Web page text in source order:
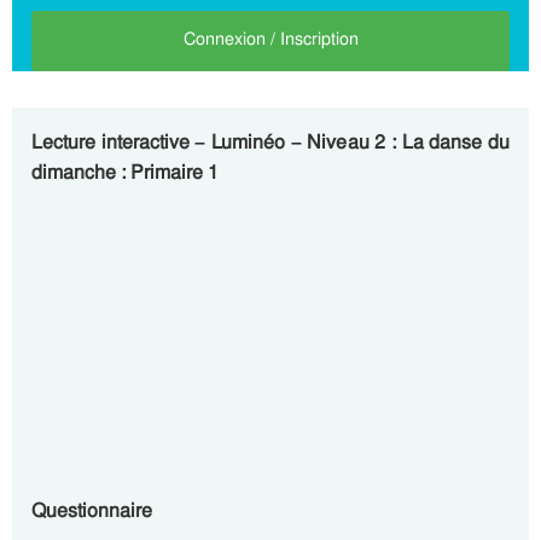
Connexion / Inscription
Lecture interactive – Luminéo – Niveau 2 : La danse du
dimanche : Primaire 1
Questionnaire